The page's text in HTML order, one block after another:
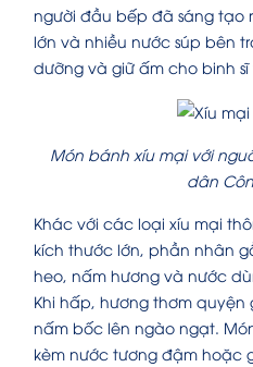
người đầu bếp đã sáng tạo
lớn và nhiều nước súp bên
dưỡng và giữ ấm cho binh sĩ
Món bánh xíu mại với
dân
Khác với các loại xíu mại
kích thước lớn, phần nhân
heo, nấm hương và nước
Khi hấp, hương thơm
nấm bốc lên ngào ngạt.
kèm nước tương đậm hoặc